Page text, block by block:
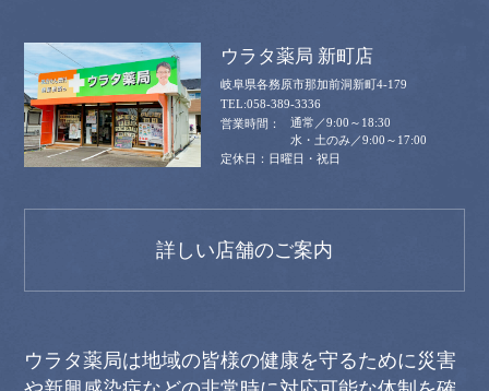
ウラタ薬局 新町店
岐阜県各務原市那加前洞新町4-179
058-389-3336
通常／9:00～18:30
水・土のみ／9:00～17:00
日曜日・祝日
詳しい店舗のご案内
ウラタ薬局は地域の皆様の健康を守るために災害